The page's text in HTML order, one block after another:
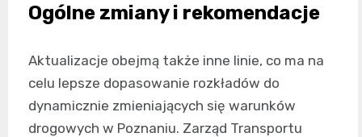
Ogólne zmiany i rekomendacje
Aktualizacje obejmą także inne linie, co ma na
celu lepsze dopasowanie rozkładów do
dynamicznie zmieniających się warunków
drogowych w Poznaniu. Zarząd Transportu